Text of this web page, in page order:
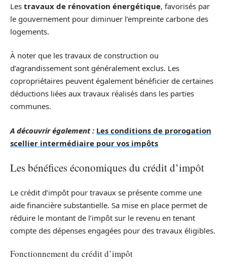
Les travaux de rénovation énergétique, favorisés par
le gouvernement pour diminuer l’empreinte carbone des
logements.
À noter que les travaux de construction ou
d’agrandissement sont généralement exclus. Les
copropriétaires peuvent également bénéficier de certaines
déductions liées aux travaux réalisés dans les parties
communes.
A découvrir également : Les conditions de prorogation
scellier intermédiaire pour vos impôts
Les bénéfices économiques du crédit d’impôt
Le crédit d’impôt pour travaux se présente comme une
aide financière substantielle. Sa mise en place permet de
réduire le montant de l’impôt sur le revenu en tenant
compte des dépenses engagées pour des travaux éligibles.
Fonctionnement du crédit d’impôt